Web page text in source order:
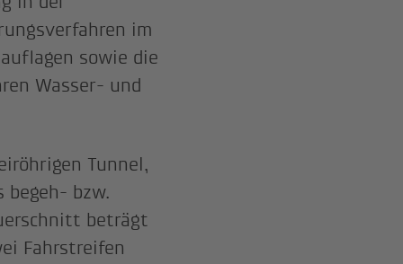
im
sowie die
Wasser- und
Tunnel,
bzw.
beträgt
Fahrstreifen